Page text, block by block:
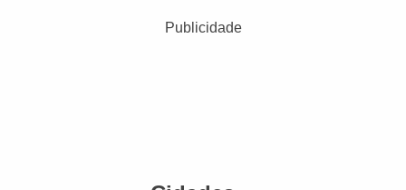
Publicidade